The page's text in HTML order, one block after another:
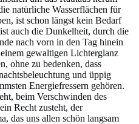
natürliche Wasserflächen für
ist schon längst kein Bedarf
auch die Dunkelheit, durch die
nach vorn in den Tag hinein
gewaltigen Lichterglanz
ohne zu bedenken, dass
und üppig
Energiefressern gehören.
beim Verschwinden des
Recht zusteht, der
das uns allen schön langsam